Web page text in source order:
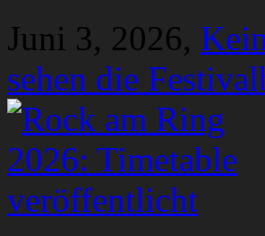
Juni 3, 2026,
sehen die